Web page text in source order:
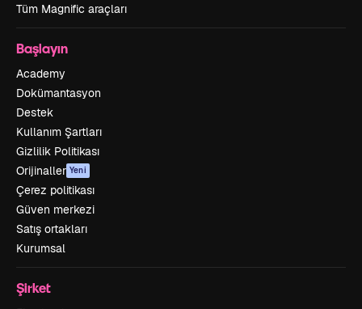
Tüm Magnific araçları
Başlayın
Academy
Dokümantasyon
Destek
Kullanım Şartları
Gizlilik Politikası
Orijinaller Yeni
Çerez politikası
Güven merkezi
Satış ortakları
Kurumsal
Şirket